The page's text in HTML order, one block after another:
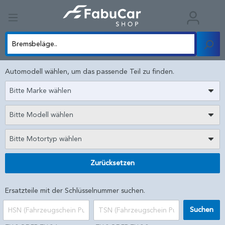
Automodell wählen, um das passende Teil zu finden.
Bitte Marke wählen
Bitte Modell wählen
Bitte Motortyp wählen
Zurücksetzen
Ersatzteile mit der Schlüsselnummer suchen.
Suchen